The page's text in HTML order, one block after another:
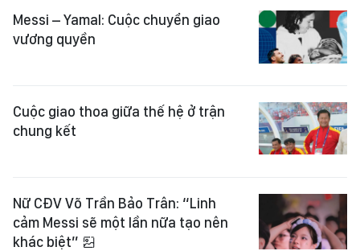
Messi – Yamal: Cuộc chuyển giao
vương quyền
Cuộc giao thoa giữa thế hệ ở trận
chung kết
Nữ CĐV Võ Trần Bảo Trân: “Linh
cảm Messi sẽ một lần nữa tạo nên
khác biệt”